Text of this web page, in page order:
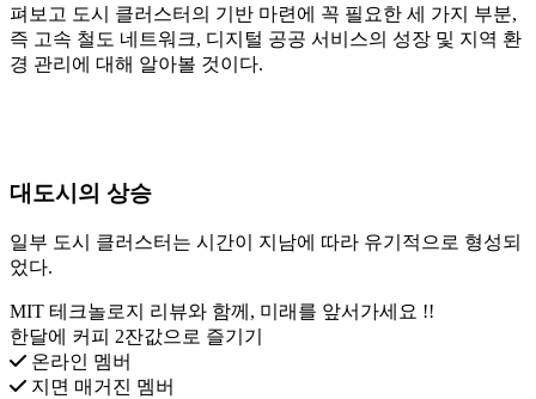
펴보고 도시 클러스터의 기반 마련에 꼭 필요한 세 가지 부분,
즉 고속 철도 네트워크, 디지털 공공 서비스의 성장 및 지역 환
경 관리에 대해 알아볼 것이다.
대도시의 상승
일부 도시 클러스터는 시간이 지남에 따라 유기적으로 형성되
었다.
MIT 테크놀로지 리뷰와 함께, 미래를 앞서가세요 !!
한달에 커피 2잔값으로 즐기기
온라인 멤버
지면 매거진 멤버